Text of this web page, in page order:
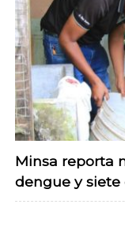
Minsa reporta
dengue y